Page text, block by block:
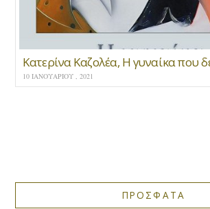
10 ΙΑΝΟΥΑΡΊΟΥ , 2021
ΠΡΟΣΦΑΤΑ